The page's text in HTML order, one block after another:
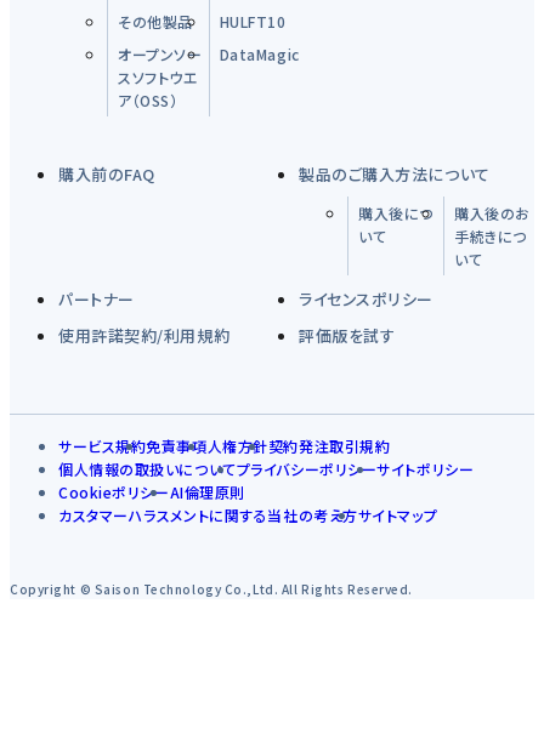
その他製品
HULFT10
オープンソー
スソフトウエ
ア（OSS）
DataMagic
購入前のFAQ 製品のご購入方法について
購入後につ
いて
購入後のお
手続きにつ
いて
パートナー
ライセンスポリシー
使用許諾契約/利用規約
評価版を試す
サービス規約免責事項人権方針契約発注取引規約
個人情報の取扱いについてプライバシーポリシーサイトポリシー
CookieポリシーAI倫理原則
カスタマーハラスメントに関する当社の考え方サイトマップ
Copyright © Saison Technology Co.,Ltd. All Rights Reserved.